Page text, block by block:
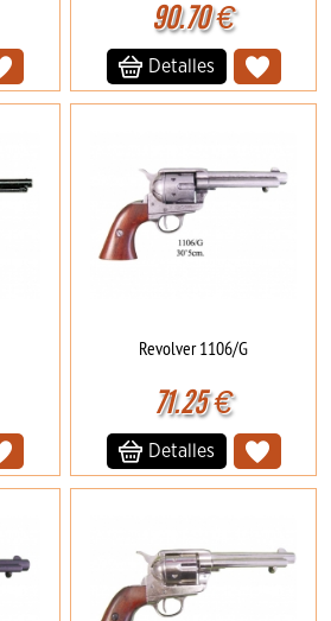
90.70€
Detalles
Revolver 1106/G
71.25€
Detalles